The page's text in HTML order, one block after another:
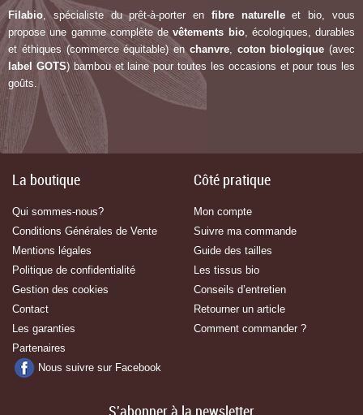
Filabio , spécialiste du prêt-à-porter en fibre naturelleet bio, vous
propose une gamme complète devêtements bio, écologiques, durables
et éthiques (commerce équitable) en chanvre, coton biologique (avec
label GOTS) bambou et laine pour toutes les occasions et pour tous les
goûts.
La boutique
Qui sommes-nous?
Conditions Générales de Vente
Mentions légales
Politique de confidentialité
Gestion des cookies
Contact
Les garanties
Partenaires
Nous suivre sur Facebook
Côté pratique
Mon compte
Suivre ma commande
Guide des tailles
Les tissus bio
Conseils d’entretien
Retourner un article
Comment commander ?
S'abonner à la newsletter